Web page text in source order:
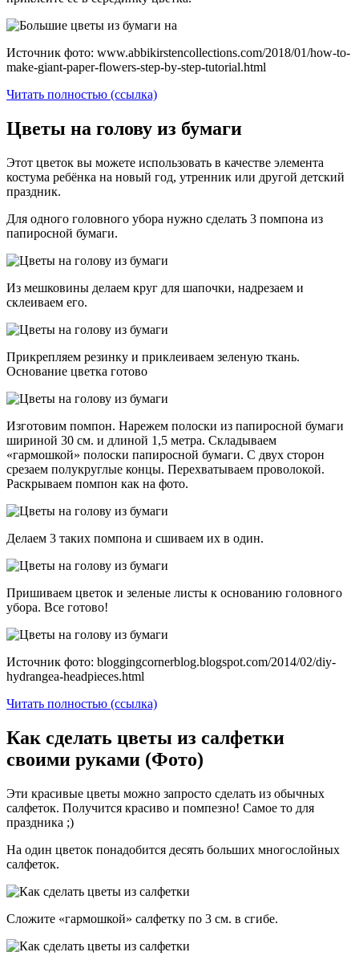
Источник фото: www.abbikirstencollections.com/2018/01/how-to-
make-giant-paper-flowers-step-by-step-tutorial.html
Читать полностью (ссылка)
Цветы на голову из бумаги
Этот цветок вы можете использовать в качестве элемента
костума ребёнка на новый год, утренник или другой детский
праздник.
Для одного головного убора нужно сделать 3 помпона из
папиросной бумаги.
Из мешковины делаем круг для шапочки, надрезаем и
склеиваем его.
Прикрепляем резинку и приклеиваем зеленую ткань.
Основание цветка готово
Изготовим помпон. Нарежем полоски из папиросной бумаги
шириной 30 см. и длиной 1,5 метра. Складываем
«гармошкой» полоски папиросной бумаги. С двух сторон
срезаем полукруглые концы. Перехватываем проволокой.
Раскрываем помпон как на фото.
Делаем 3 таких помпона и сшиваем их в один.
Пришиваем цветок и зеленые листы к основанию головного
убора. Все готово!
Источник фото: bloggingcornerblog.blogspot.com/2014/02/diy-
hydrangea-headpieces.html
Читать полностью (ссылка)
Как сделать цветы из салфетки
своими руками (Фото)
Эти красивые цветы можно запросто сделать из обычных
салфеток. Получится красиво и помпезно! Самое то для
праздника ;)
На один цветок понадобится десять больших многослойных
салфеток.
Сложите «гармошкой» салфетку по 3 см. в сгибе.